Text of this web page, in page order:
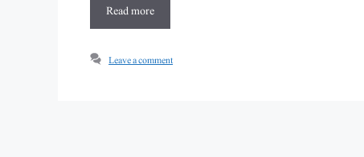
Read more
Leave a comment